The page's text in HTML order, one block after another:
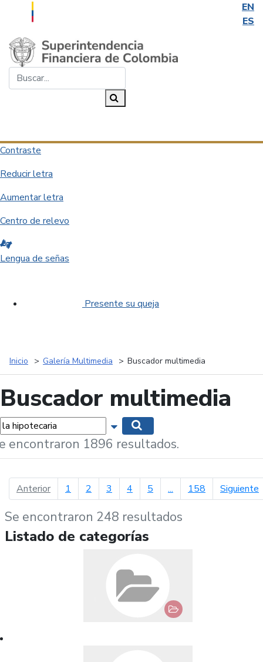
EN
ES
Saltar al contenido principal
Contraste
Reducir letra
Aumentar letra
Centro de relevo
Lengua de señas
Presente su queja
Inicio Galería Multimedia Buscador multimedia
Buscador multimedia
Mostrar opciones de búsqueda
encontraron 1896 resultados.
Anteriorpágina anterior
1 2 3 4 5 ... 158 Siguiente
Se encontraron 248 resultados
Listado de categorías